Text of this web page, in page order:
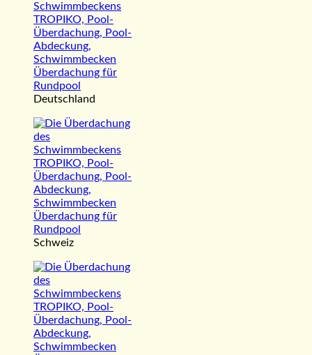
Deutschland
Schweiz